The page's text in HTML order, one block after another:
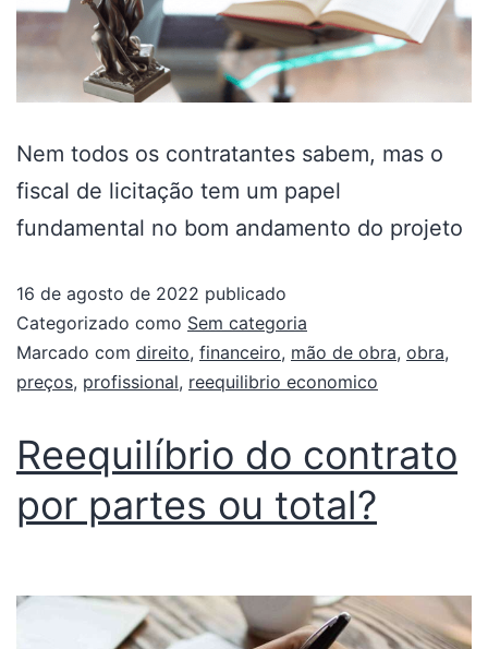
Nem todos os contratantes sabem, mas o
fiscal de licitação tem um papel
fundamental no bom andamento do projeto
16 de agosto de 2022 publicado
Categorizado como Sem categoria
Marcado com direito, financeiro, mão de obra, obra,
preços, profissional, reequilibrio economico
Reequilíbrio do contrato
por partes ou total?